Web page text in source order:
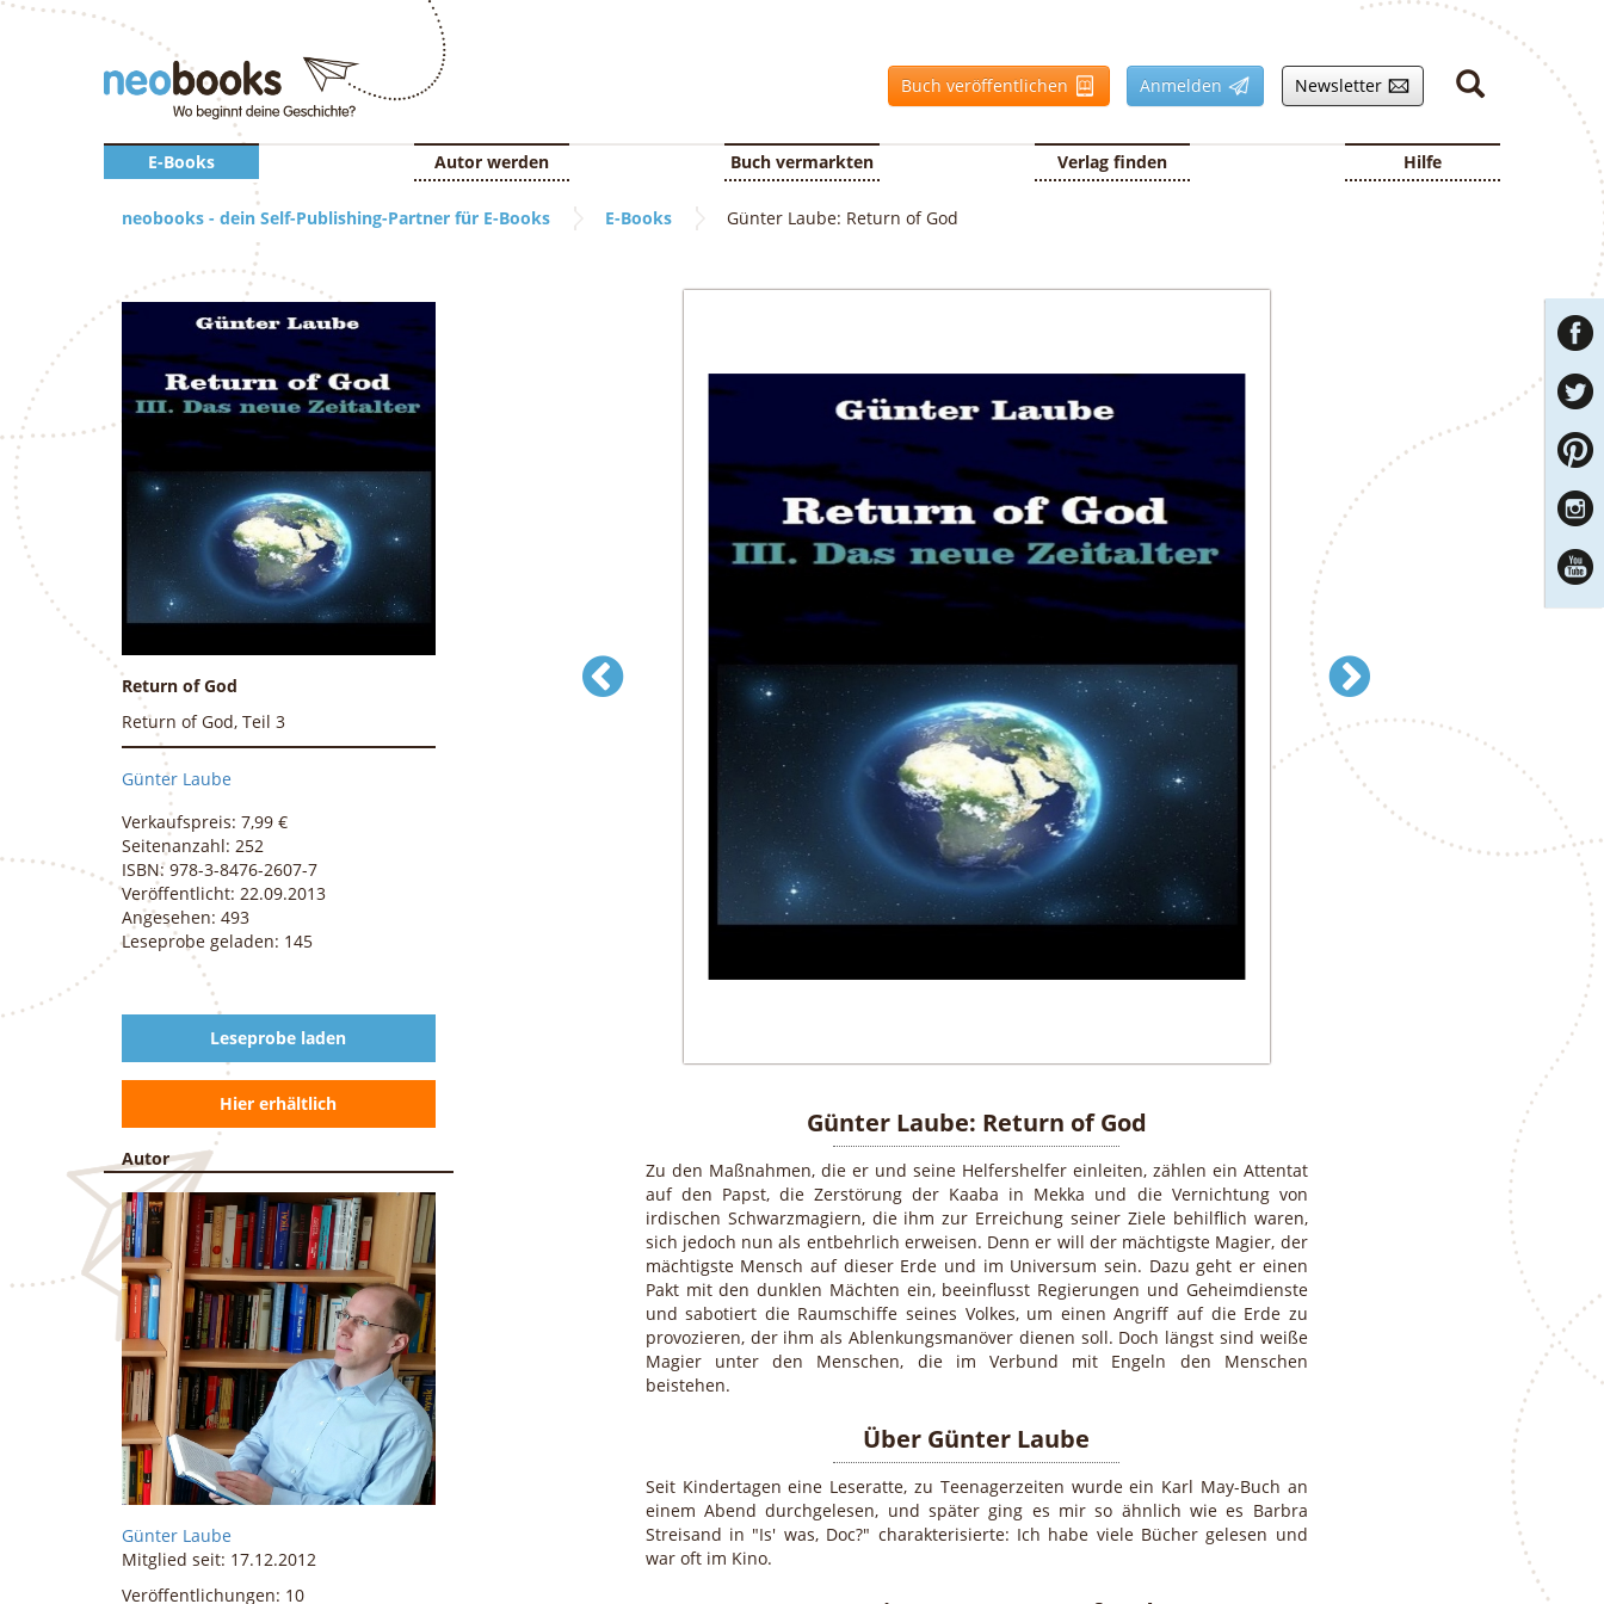
Buch veröffentlichen Anmelden Newsletter
E-Books Autor werden Buch vermarkten Verlag finden Hilfe
neobooks - dein Self-Publishing-Partner für E-Books E-Books Günter Laube: Return of God
Günter Laube: Return of God
Zu den Maßnahmen, die er und seine Helfershelfer einleiten, zählen ein Attentat
auf den Papst, die Zerstörung der Kaaba in Mekka und die Vernichtung von
irdischen Schwarzmagiern, die ihm zur Erreichung seiner Ziele behilflich waren,
sich jedoch nun als entbehrlich erweisen. Denn er will der mächtigste Magier, der
mächtigste Mensch auf dieser Erde und im Universum sein. Dazu geht er einen
Pakt mit den dunklen Mächten ein, beeinflusst Regierungen und Geheimdienste
und sabotiert die Raumschiffe seines Volkes, um einen Angriff auf die Erde zu
provozieren, der ihm als Ablenkungsmanöver dienen soll. Doch längst sind weiße
Magier unter den Menschen, die im Verbund mit Engeln den Menschen
beistehen.
Über Günter Laube
Seit Kindertagen eine Leseratte, zu Teenagerzeiten wurde ein Karl May-Buch an
einem Abend durchgelesen, und später ging es mir so ähnlich wie es Barbra
Streisand in "Is' was, Doc?" charakterisierte: Ich habe viele Bücher gelesen und
war oft im Kino.
Return of God
Return of God, Teil 3
Günter Laube
Verkaufspreis: 7,99 €
Seitenanzahl: 252
ISBN: 978-3-8476-2607-7
Veröffentlicht: 22.09.2013
Angesehen: 493
Leseprobe geladen: 145
Leseprobe laden
Hier erhältlich
Autor
Günter Laube
Mitglied seit: 17.12.2012
Veröffentlichungen: 10